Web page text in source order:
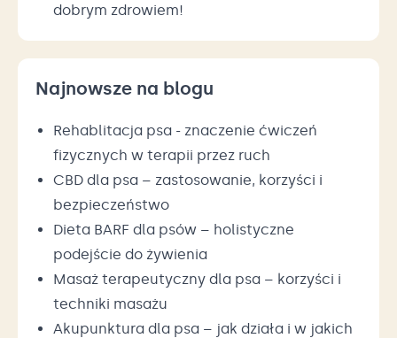
dobrym zdrowiem!
Najnowsze na blogu
Rehablitacja psa - znaczenie ćwiczeń
fizycznych w terapii przez ruch
CBD dla psa – zastosowanie, korzyści i
bezpieczeństwo
Dieta BARF dla psów – holistyczne
podejście do żywienia
Masaż terapeutyczny dla psa – korzyści i
techniki masażu
Akupunktura dla psa – jak działa i w jakich